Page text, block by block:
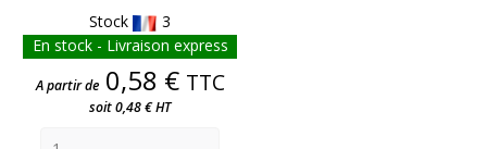
Stock
3
En stock - Livraison express
Prix
A partir de 0,58 € TTC
soit 0,48 € HT